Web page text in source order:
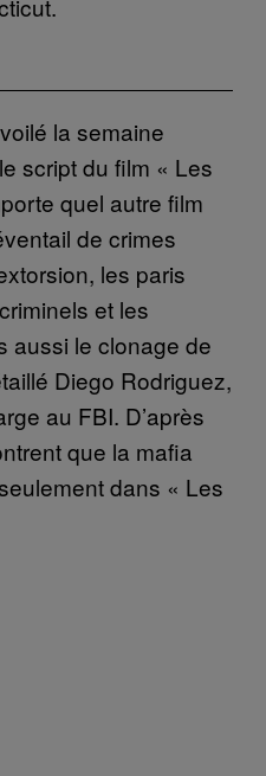
la semaine
script du film « Les
quel autre film
de crimes
les paris
et les
aussi le clonage de
Diego Rodriguez,
au FBI. D’après
que la mafia
dans « Les